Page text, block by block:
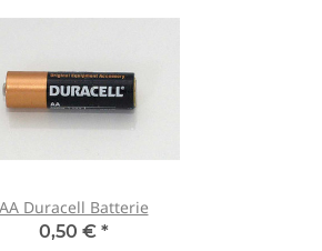
AA Duracell Batterie
0,50 € *